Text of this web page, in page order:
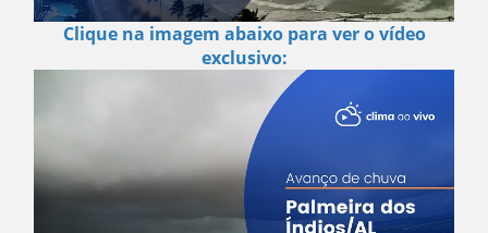
Clique na imagem abaixo para ver o vídeo
exclusivo: